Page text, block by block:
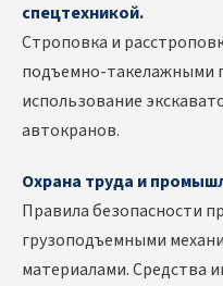
спецтехникой.
Строповка и
подъемно-такелажными
использование
автокранов.
Охрана труда и
Правила безопасности
грузоподъемными
материалами. Средства